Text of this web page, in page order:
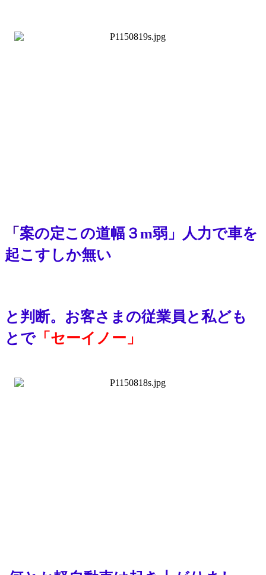
「 案の定この道幅３m弱」人力で車を
起こすしか無い
と判断。お客さまの従業員と私ども
とで「セーイノー」